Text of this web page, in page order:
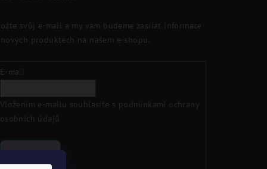
svůj e-mail a my vám budeme zasílat informace
produktech na našem e-shopu.
E-mail
Vložením e-mailu souhlasíte s podmínkami ochrany
osobních údajů